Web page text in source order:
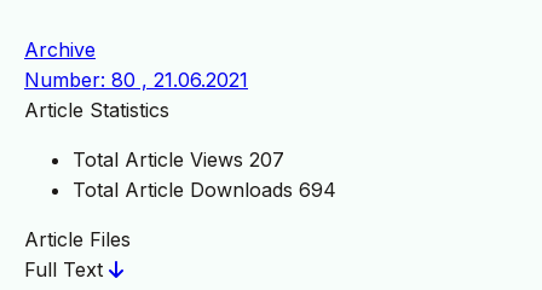
Archive
Number: 80 , 21.06.2021
Article Statistics
Total Article Views 207
Total Article Downloads 694
Article Files
Full Text